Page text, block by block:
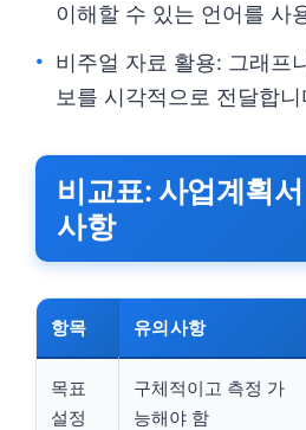
이해할 수 있는 언어를 사
비주얼 자료 활용: 그래프
보를 시각적으로 전달합니
비교표: 사업계획
사항
항목 유의사항
목표
설정
구체적이고 측정 가
능해야 함